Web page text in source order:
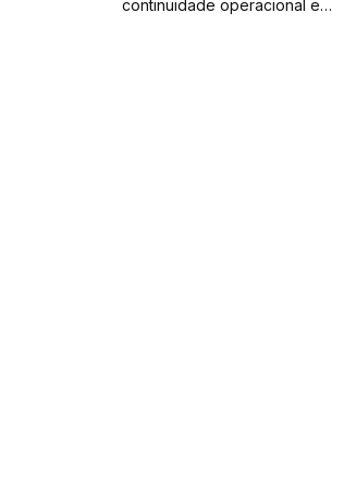
continuidade operacional e…